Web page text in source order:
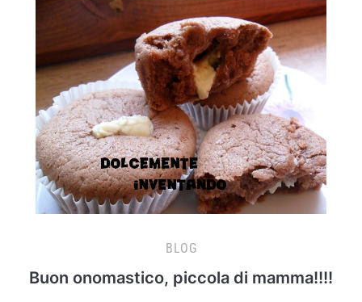
BLOG
Buon onomastico, piccola di mamma!!!!